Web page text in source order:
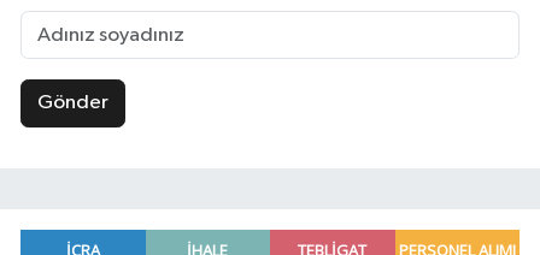
Gönder